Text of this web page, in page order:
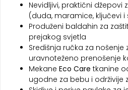
Nevidljivi, praktični
(duda, maramice, ključevi i
Produženi baldahin za
prejakog svjetla
Središnja ručka za nošenje
uravnoteženo prenošenje
Mekane Eco Care tkanine
ugodne za bebu i održivije